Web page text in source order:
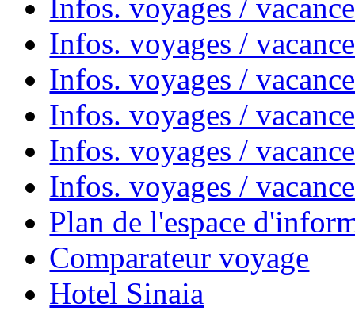
Infos. voyages /
Infos. voyages /
Infos. voyages /
Infos. voyages /
Infos. voyages /
Infos. voyages /
Plan de l'espace
Comparateur voyage
Hotel Sinaia